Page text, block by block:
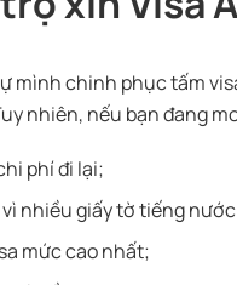
mình chinh phục tấm
nhiên, nếu bạn đang
phí đi lại;
nhiều giấy tờ tiếng
mức cao nhất;